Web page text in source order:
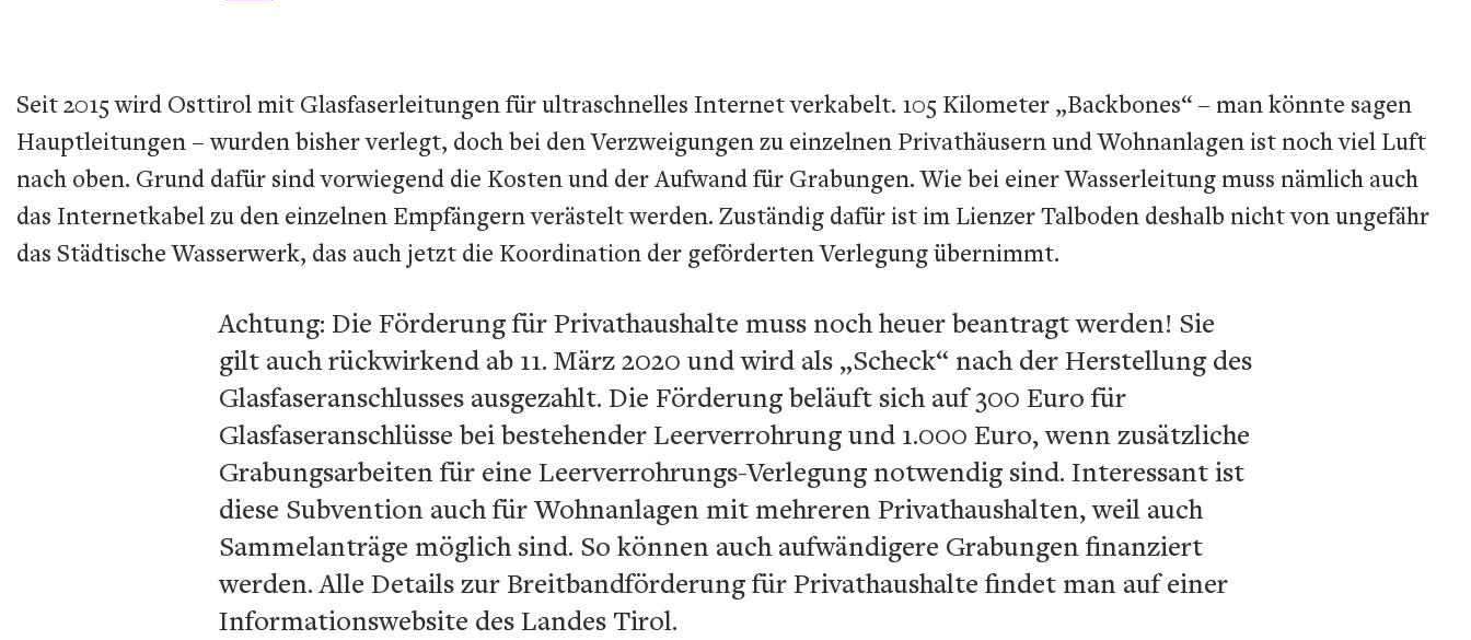
Seit 2015 wird Osttirol mit Glasfaserleitungen für ultraschnelles Internet verkabelt. 105 Kilometer „Backbones“ – man könnte sagen
Hauptleitungen – wurden bisher verlegt, doch bei den Verzweigungen zu einzelnen Privathäusern und Wohnanlagen ist noch viel Luft
nach oben. Grund dafür sind vorwiegend die Kosten und der Aufwand für Grabungen. Wie bei einer Wasserleitung muss nämlich auch
das Internetkabel zu den einzelnen Empfängern verästelt werden. Zuständig dafür ist im Lienzer Talboden deshalb nicht von ungefähr
das Städtische Wasserwerk, das auch jetzt die Koordination der geförderten Verlegung übernimmt.
Achtung: Die Förderung für Privathaushalte muss noch heuer beantragt werden! Sie
gilt auch rückwirkend ab 11. März 2020 und wird als „Scheck“ nach der Herstellung des
Glasfaseranschlusses ausgezahlt. Die Förderung beläuft sich auf 300 Euro für
Glasfaseranschlüsse bei bestehender Leerverrohrung und 1.000 Euro, wenn zusätzliche
Grabungsarbeiten für eine Leerverrohrungs-Verlegung notwendig sind. Interessant ist
diese Subvention auch für Wohnanlagen mit mehreren Privathaushalten, weil auch
Sammelanträge möglich sind. So können auch aufwändigere Grabungen finanziert
werden. Alle Details zur Breitbandförderung für Privathaushalte findet man auf einer
Informationswebsite des Landes Tirol.